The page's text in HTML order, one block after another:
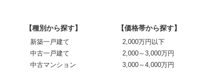
【種別から探す】
新築一戸建て
中古一戸建て
中古マンション
【価格帯から探す】
2,000万円以下
2,000～3,000万円
3,000～4,000万円